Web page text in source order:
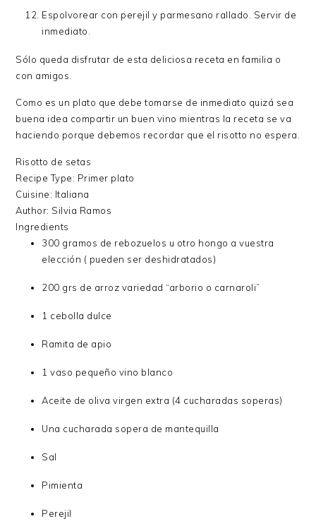
Espolvorear con perejil y parmesano rallado. Servir de
inmediato.
Sólo queda disfrutar de esta deliciosa receta en familia o
con amigos.
Como es un plato que debe tomarse de inmediato quizá sea
buena idea compartir un buen vino mientras la receta se va
haciendo porque debemos recordar que el risotto no espera.
Risotto de setas
Recipe Type: Primer plato
Cuisine: Italiana
Author: Silvia Ramos
Ingredients
300 gramos de rebozuelos u otro hongo a vuestra
elección ( pueden ser deshidratados)
200 grs de arroz variedad “arborio o carnaroli”
1 cebolla dulce
Ramita de apio
1 vaso pequeño vino blanco
Aceite de oliva virgen extra (4 cucharadas soperas)
Una cucharada sopera de mantequilla
Sal
Pimienta
Perejil